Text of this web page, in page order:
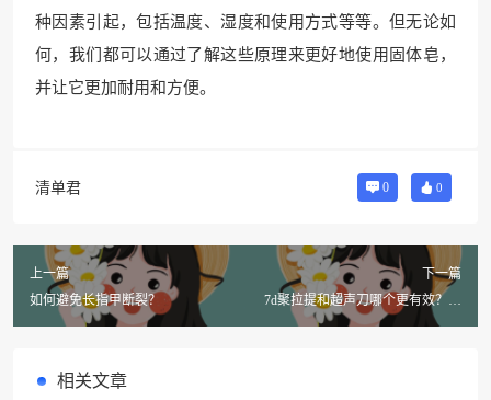
种因素引起，包括温度、湿度和使用方式等等。但无论如
何，我们都可以通过了解这些原理来更好地使用固体皂，
并让它更加耐用和方便。
清单君 0 0
上一篇
如何避免长指甲断裂？
下一篇
7d聚拉提和超声刀哪个更有效？如
何选择？
相关文章